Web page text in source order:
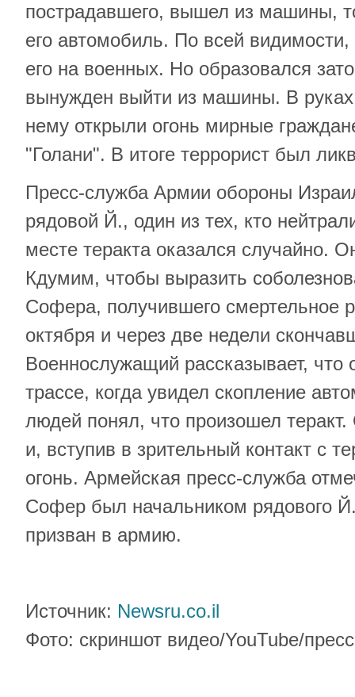
пострадавшего, вышел из машины,
его автомобиль. По всей видимости,
его на военных. Но образовался
вынужден выйти из машины. В
нему открыли огонь мирные
"Голани". В итоге террорист был
Пресс-служба Армии обороны
рядовой Й., один из тех, кто
месте теракта оказался случайно.
Кдумим, чтобы выразить
Софера, получившего смертельное
октября и через две недели
Военнослужащий рассказывает, что
трассе, когда увидел скопление
людей понял, что произошел
и, вступив в зрительный контакт с
огонь. Армейская пресс-служба
Софер был начальником рядового
призван в армию.
Источник: Newsru.co.il
Фото: скриншот видео/YouTube/